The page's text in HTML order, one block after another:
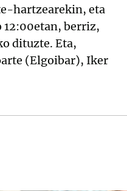
hartzearekin, eta
12:00etan, berriz,
dituzte. Eta,
(Elgoibar), Iker